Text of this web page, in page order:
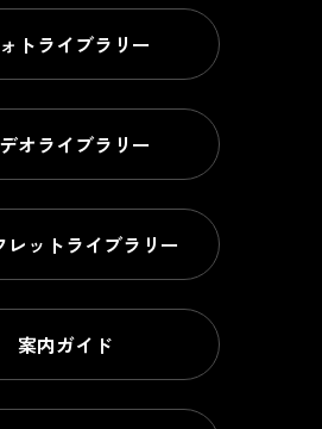
トライブラリー
オライブラリー
レットライブラリー
案内ガイド